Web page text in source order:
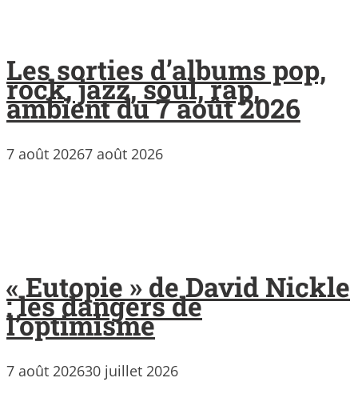
Les sorties d’albums pop,
rock, jazz, soul, rap,
ambient du 7 août 2026
7 août 20267 août 2026
« Eutopie » de David Nickle
: les dangers de
l’optimisme
7 août 202630 juillet 2026